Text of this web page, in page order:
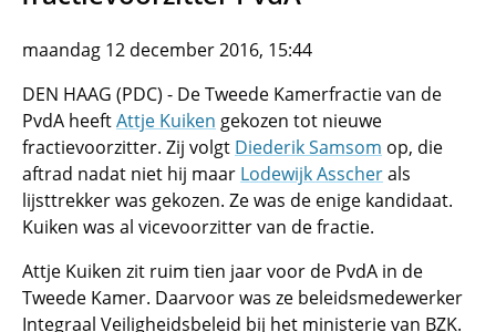
maandag 12 december 2016, 15:44
DEN HAAG (PDC) - De Tweede Kamerfractie van de
PvdA heeftAttje Kuiken gekozen tot nieuwe
fractievoorzitter. Zij volgt Diederik Samsom op, die
aftrad nadat niet hij maar Lodewijk Asscherals
lijsttrekker was gekozen. Ze was de enige kandidaat.
Kuiken was al vicevoorzitter van de fractie.
Attje Kuiken zit ruim tien jaar voor de PvdA in de
Tweede Kamer. Daarvoor was ze beleidsmedewerker
Integraal Veiligheidsbeleid bij het ministerie van BZK.